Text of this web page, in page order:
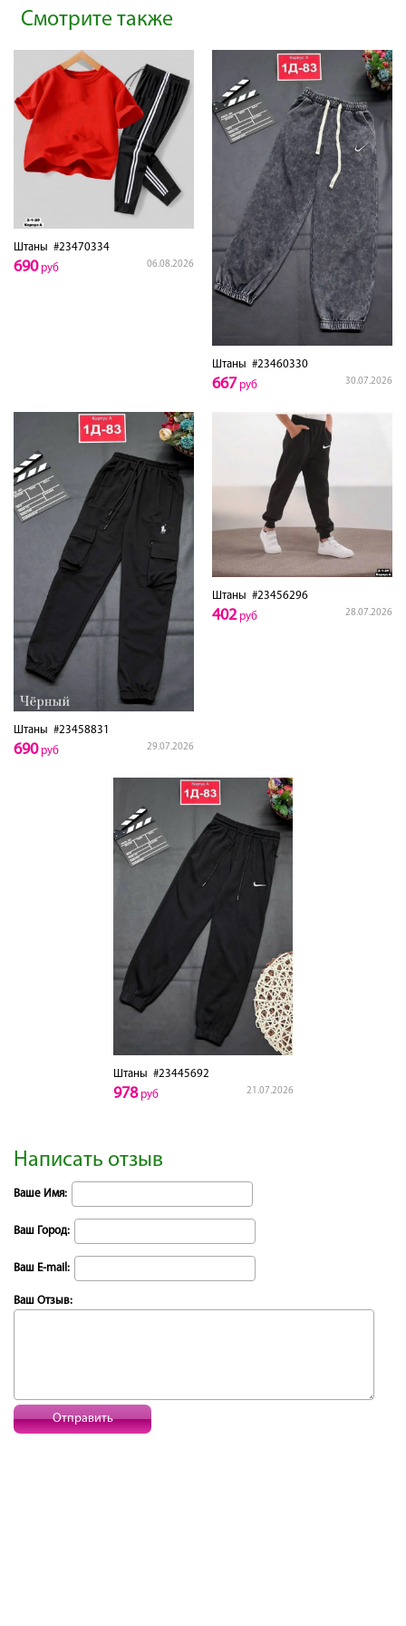
Смотрите также
Штаны #23470334
06.08.2026
690руб
Штаны #23460330
30.07.2026
667 руб
Штаны #23458831
29.07.2026
690руб
Штаны #23456296
28.07.2026
402руб
Штаны #23445692
21.07.2026
978руб
Написать отзыв
Ваше Имя:
Ваш Город:
Ваш E-mail:
Ваш Отзыв:
Отправить